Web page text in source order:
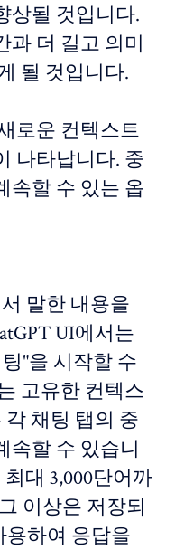
상될 것입니다.
과 더 길고 의미
될 것입니다.
로운 컨텍스트
나타납니다. 중
속할 수 있는 옵
말한 내용을
UI에서는
"을 시작할 수
고유한 컨텍스
각 채팅 탭의 중
속할 수 있습니
대 3,000단어까
이상은 저장되
용하여 응답을